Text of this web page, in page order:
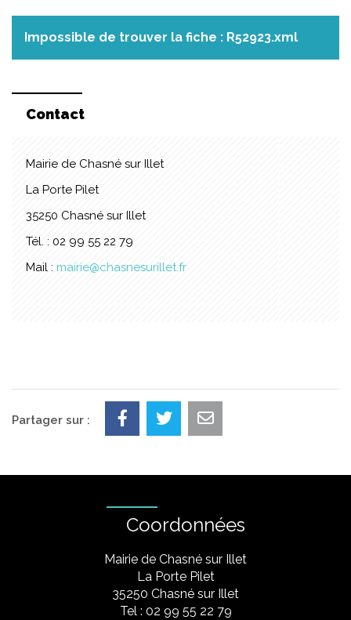
Impossible de trouver la fiche : R52923.xml
Contact
Mairie de Chasné sur Illet
La Porte Pilet
35250 Chasné sur Illet
Tél. : 02 99 55 22 79
Mail : mairie@chasnesurillet.fr
Partager sur :
Coordonnées
Mairie de Chasné sur Illet
La Porte Pilet
35250 Chasné sur Illet
Tel : 02 99 55 22 79